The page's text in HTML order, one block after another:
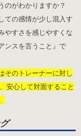
のがわかりますか？
ての感情が少し混入す
やすさを感じやすくな
ンスを言うこと』で
そのトレーナーに対し
安心して対面すること